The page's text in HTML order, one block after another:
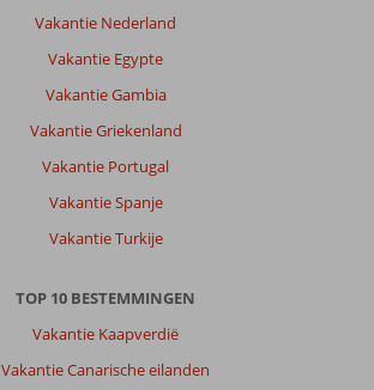
Vakantie Nederland
Vakantie Egypte
Vakantie Gambia
Vakantie Griekenland
Vakantie Portugal
Vakantie Spanje
Vakantie Turkije
TOP 10 BESTEMMINGEN
Vakantie Kaapverdië
Vakantie Canarische eilanden